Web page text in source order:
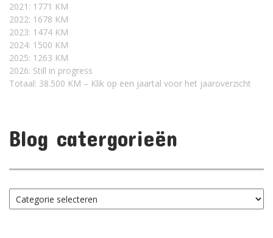
2021: 1771 KM
2022: 1678 KM
2023: 1474 KM
2024: 1500 KM
2025: 1263 KM
2026: Still in progress
Totaal: 38.500 KM – Klik op een jaartal voor het jaaroverzicht
Blog catergorieën
Blog
catergorieën